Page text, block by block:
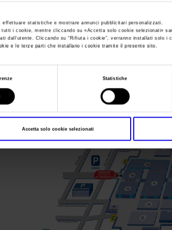
statistiche e mostrare annunci pubblicitari personalizzati.
tutti i cookie, mentre cliccando su «Accetta solo cookie selezionati»
dall’utente. Cliccando su “Rifiuta i cookie”, verranno installati solo i
e le terze parti che installano i cookie tramite il presente sito.
Statistiche
Accetta solo cookie selezionati
costituisce un efficace network di relazioni e
con i mercati globali.
di organizzatore diretto di rassegne dal 1898,
digitali, permette a Veronafiere di
eventi.